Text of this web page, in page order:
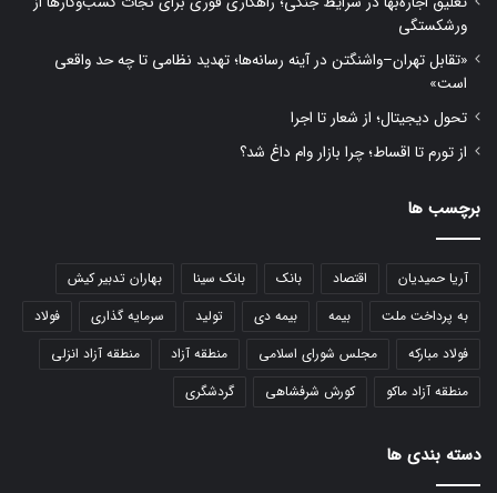
ورشکستگی
«تقابل تهران–واشنگتن در آینه رسانه‌ها؛ تهدید نظامی تا چه حد واقعی
است»
تحول دیجیتال؛ از شعار تا اجرا
از تورم تا اقساط؛ چرا بازار وام داغ شد؟
برچسب ها
آریا حمیدیان اقتصاد بانک بانک سینا
بهاران تدبیر کیش
به پرداخت ملت
بیمه بیمه دی تولید سرمایه گذاری
فولاد
فولاد مبارکه
مجلس شورای اسلامی منطقه آزاد
منطقه آزاد انزلی
منطقه آزاد ماکو
کورش شرفشاهی گردشگری
دسته بندی ها